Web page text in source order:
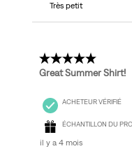
Très petit
5 étoile(s) sur 5.
Great Summer Shirt!
ACHETEUR VÉRIFIÉ
ÉCHANTILLON DU
il y a 4 mois